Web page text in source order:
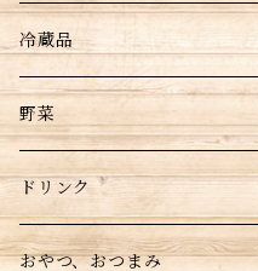
冷蔵品
野菜
ドリンク
おやつ、おつまみ